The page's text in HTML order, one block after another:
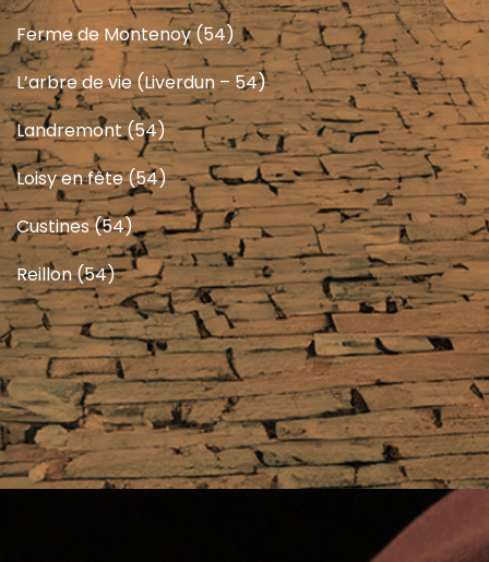
Ferme de Montenoy (54)
L’arbre de vie (Liverdun – 54)
Landremont (54)
Loisy en fête (54)
Custines (54)
Reillon (54)